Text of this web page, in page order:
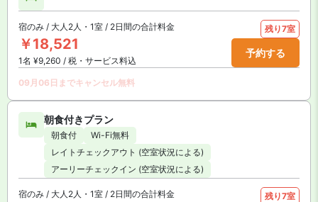
宿のみ / 大人2人・1室 / 2日間の合計料金
￥18,521
1名 ¥9,260 / 税・サービス料込
残り7室
予約する
09月06日までキャンセル無料
朝食付きプラン
朝食付
Wi-Fi無料
レイトチェックアウト (空室状況による)
アーリーチェックイン (空室状況による)
宿のみ / 大人2人・1室 / 2日間の合計料金 残り7室